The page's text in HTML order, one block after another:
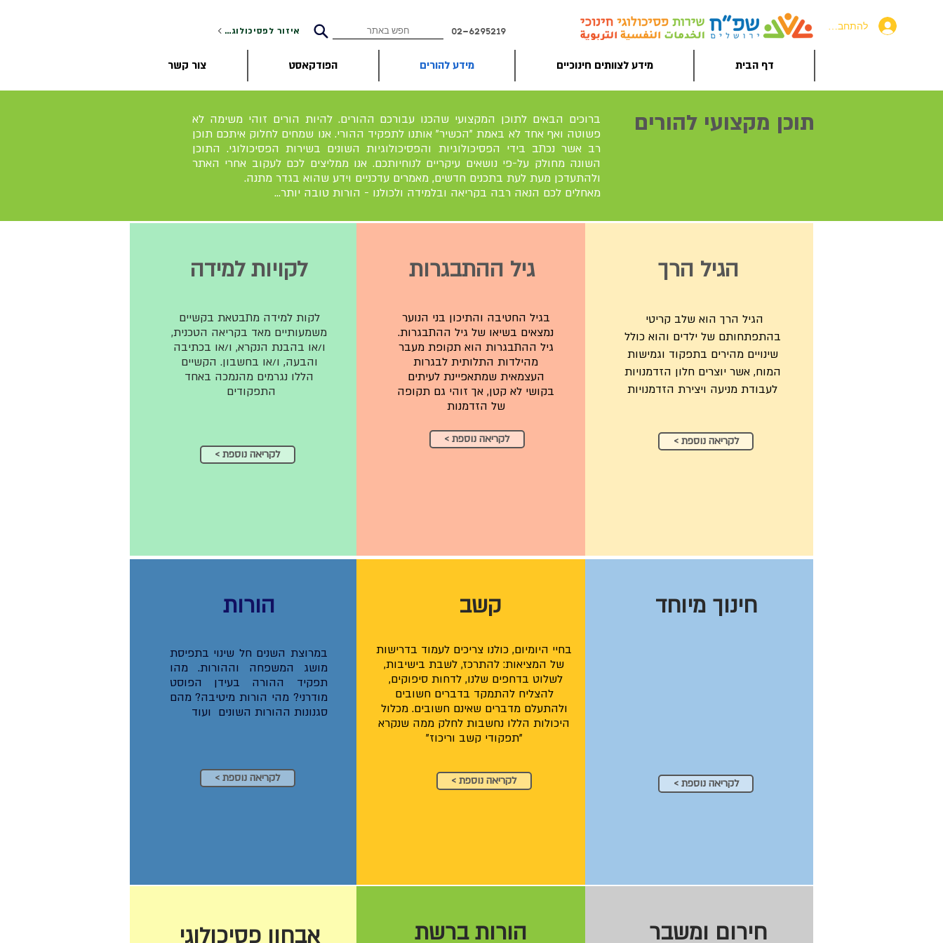
איזור לפסיכולוגים 02-6295219 להתחברות
דף הבית מידע לצוותים חינוכיים מידע להורים הפודקאסט צור קשר
ברוכים הבאים לתוכן המקצועי שהכנו עבורכם ההורים. להיות הורים זוהי משימה לא
פשוטה ואף אחד לא באמת "הכשיר" אותנו לתפקיד ההורי. אנו שמחים לחלוק איתכם תוכן
רב אשר נכתב בידי הפסיכולוגיות והפסיכולוגיות השונים בשירות הפסיכולוגי. התוכן
השונה מחולק על-פי נושאים עיקריים לנוחיותכם. אנו ממליצים לכם לעקוב אחרי האתר
ולהתעדכן מעת לעת בתכנים חדשים, מאמרים עדכניים וידע שהוא בגדר מתנה.
מאחלים לכם הנאה רבה בקריאה ובלמידה ולכולנו - הורות טובה יותר...
תוכן מקצועי להורים
לקויות למידה
לקות למידה מתבטאת בקשיים
משמעותיים מאד בקריאה הטכנית,
ו/או בהבנת הנקרא, ו/או בכתיבה
והבעה, ו/או בחשבון. הקשיים
הללו נגרמים מהנמכה באחד
התפקודים
< לקריאה נוספת
גיל ההתבגרות
בגיל החטיבה והתיכון בני הנוער
נמצאים בשיאו של גיל ההתבגרות.
גיל ההתבגרות הוא תקופת מעבר
מהילדות התלותית לבגרות
העצמאית שמתאפיינת לעיתים
בקושי לא קטן, אך זוהי גם תקופה
של הזדמנות
< לקריאה נוספת
הגיל הרך
הגיל הרך הוא שלב קריטי
בהתפתחותם של ילדים והוא כולל
שינויים מהירים בתפקוד וגמישות
המוח, אשר יוצרים חלון הזדמנויות
לעבודת מניעה ויצירת הזדמנויות
< לקריאה נוספת
הורות
במרוצת השנים חל שינוי בתפיסת
מושג המשפחה וההורות. מהו
תפקיד ההורה בעידן הפוסט
מודרני? מהי הורות מיטיבה? מהם
סגנונות ההורות השונים ועוד
< לקריאה נוספת
קשב
בחיי היומיום, כולנו צריכים לעמוד בדרישות
של המציאות: להתרכז, לשבת בישיבות,
לשלוט בדחפים שלנו, לדחות סיפוקים,
להצליח להתמקד בדברים חשובים
ולהתעלם מדברים שאינם חשובים. מכלול
היכולות הללו נחשבות לחלק ממה שנקרא
"תפקודי קשב וריכוז"
< לקריאה נוספת
חינוך מיוחד
< לקריאה נוספת
אבחון פסיכולוגי הורות ברשת חירום ומשבר